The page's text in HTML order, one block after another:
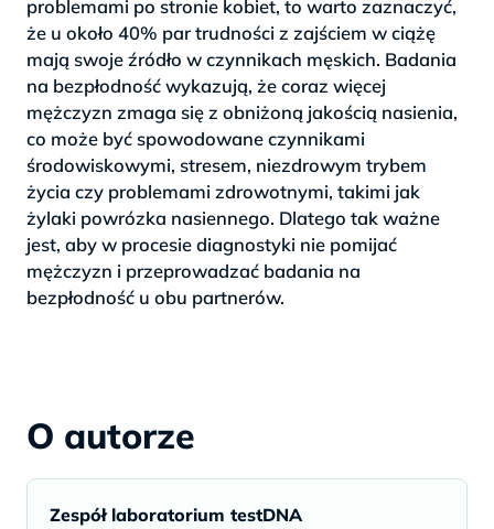
problemami po stronie kobiet, to warto zaznaczyć,
że u około 40% par trudności z zajściem w ciążę
mają swoje źródło w czynnikach męskich. Badania
na bezpłodność wykazują, że coraz więcej
mężczyzn zmaga się z obniżoną jakością nasienia,
co może być spowodowane czynnikami
środowiskowymi, stresem, niezdrowym trybem
życia czy problemami zdrowotnymi, takimi jak
żylaki powrózka nasiennego. Dlatego tak ważne
jest, aby w procesie diagnostyki nie pomijać
mężczyzn i przeprowadzać badania na
bezpłodność u obu partnerów.
O autorze
Zespół laboratorium testDNA